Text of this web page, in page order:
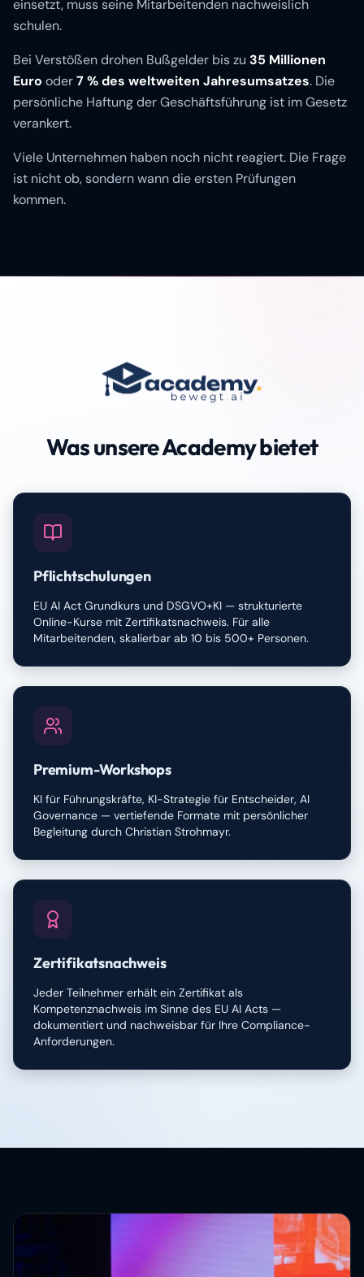
einsetzt, muss seine Mitarbeitenden nachweislich
schulen.
Bei Verstößen drohen Bußgelder bis zu 35 Millionen
Euro oder7 % des weltweiten Jahresumsatzes. Die
persönliche Haftung der Geschäftsführung ist im Gesetz
verankert.
Viele Unternehmen haben noch nicht reagiert. Die Frage
ist nicht ob, sondern wann die ersten Prüfungen
kommen.
Was unsere Academy bietet
Pflichtschulungen
EU AI Act Grundkurs und DSGVO+KI — strukturierte
Online-Kurse mit Zertifikatsnachweis. Für alle
Mitarbeitenden, skalierbar ab 10 bis 500+ Personen.
Premium-Workshops
KI für Führungskräfte, KI-Strategie für Entscheider, AI
Governance — vertiefende Formate mit persönlicher
Begleitung durch Christian Strohmayr.
Zertifikatsnachweis
Jeder Teilnehmer erhält ein Zertifikat als
Kompetenznachweis im Sinne des EU AI Acts —
dokumentiert und nachweisbar für Ihre Compliance-
Anforderungen.